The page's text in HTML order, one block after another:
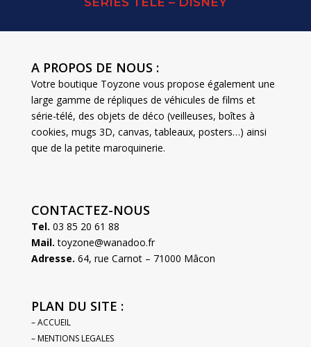
A PROPOS DE NOUS :
Votre boutique Toyzone vous propose également une
large gamme de répliques de véhicules de films et
série-télé, des objets de déco (veilleuses, boîtes à
cookies, mugs 3D, canvas, tableaux, posters…) ainsi
que de la petite maroquinerie.
CONTACTEZ-NOUS
Tel. 03 85 20 61 88
Mail. toyzone@wanadoo.fr
Adresse. 64, rue Carnot – 71000 Mâcon
PLAN DU SITE :
– ACCUEIL
– MENTIONS LEGALES